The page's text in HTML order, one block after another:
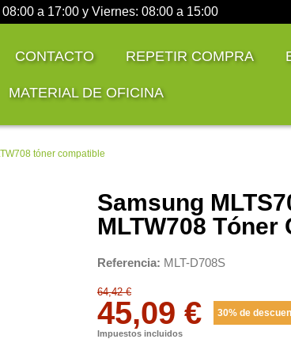
08:00 a 17:00 y Viernes: 08:00 a 15:00
CONTACTO REPETIR COMPRA
MATERIAL DE OFICINA
tóner compatible
Samsung
MLTW708 Tóner
Referencia MLT-D708S
64,42 €
45,09 € 30% de
Impuestos incluidos